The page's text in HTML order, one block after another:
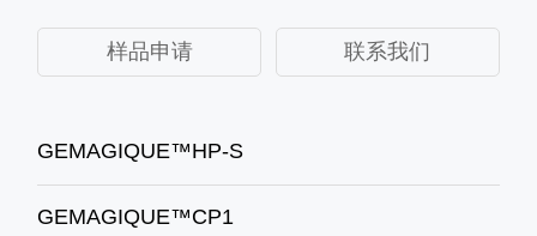
样品申请 联系我们
GEMAGIQUE™HP-S
GEMAGIQUE™CP1